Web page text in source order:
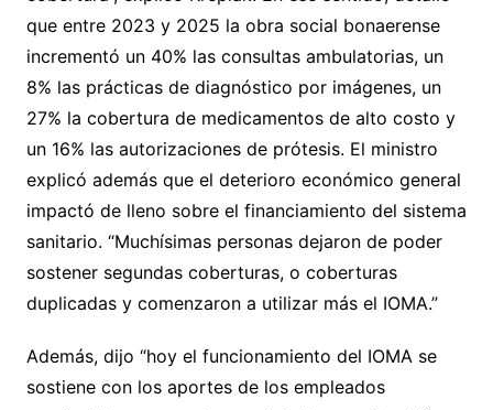
que entre 2023 y 2025 la obra social bonaerense
incrementó un 40% las consultas ambulatorias, un
8% las prácticas de diagnóstico por imágenes, un
27% la cobertura de medicamentos de alto costo y
un 16% las autorizaciones de prótesis. El ministro
explicó además que el deterioro económico general
impactó de lleno sobre el financiamiento del sistema
sanitario. “Muchísimas personas dejaron de poder
sostener segundas coberturas, o coberturas
duplicadas y comenzaron a utilizar más el IOMA.”
Además, dijo “hoy el funcionamiento del IOMA se
sostiene con los aportes de los empleados